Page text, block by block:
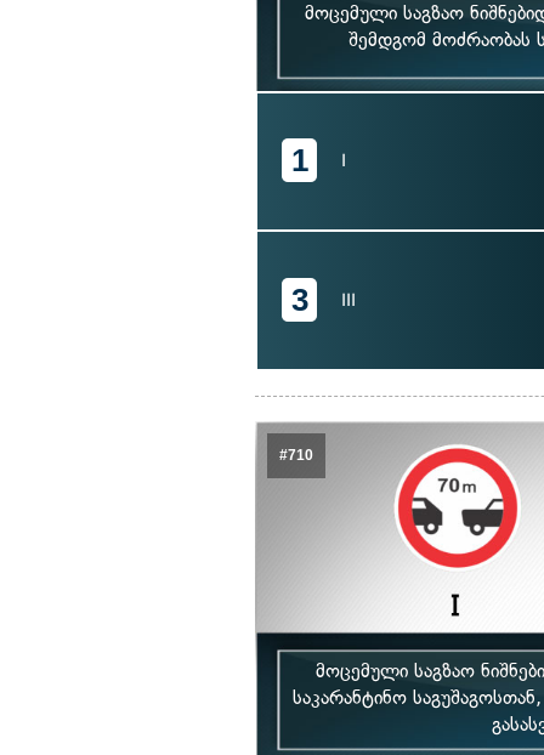
მოცემული საგზაო
შემდგომ მოძრაობას
1 I
3 III
#710
მოცემული საგზაო
საკარანტინო